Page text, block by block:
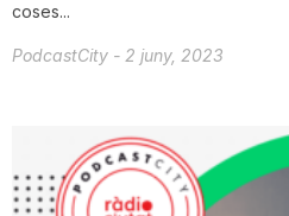
coses...
PodcastCity - 2 juny, 2023